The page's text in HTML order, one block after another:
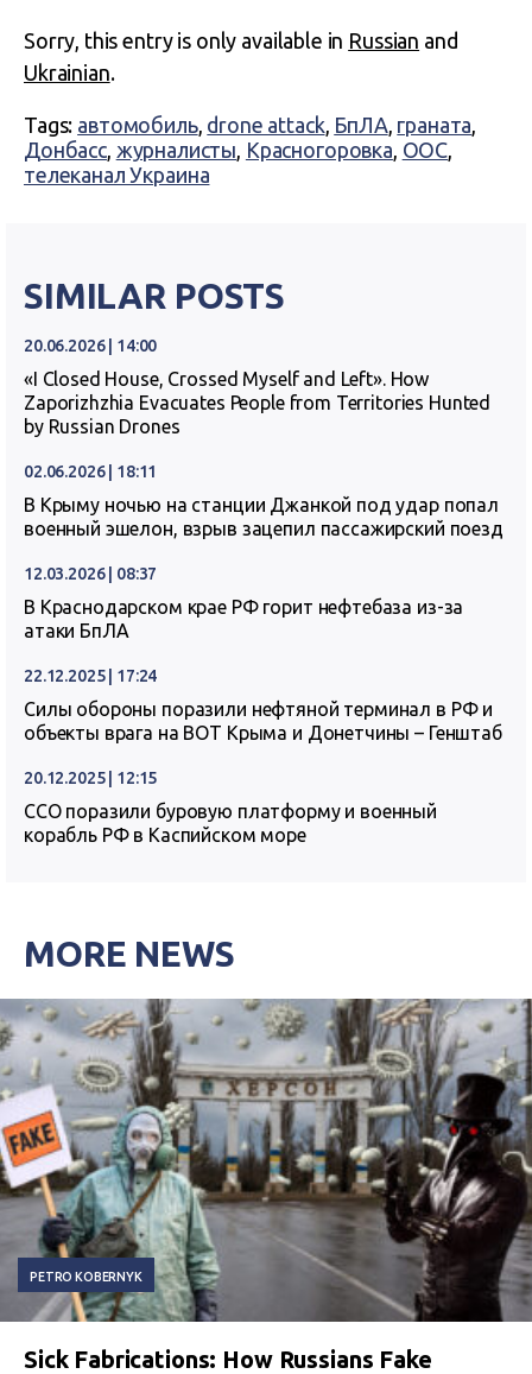
Sorry, this entry is only available in Russian and
Ukrainian.
Tags: автомобиль, drone attack, БпЛА, граната,
Донбасс, журналисты, Красногоровка, ООС,
телеканал Украина
SIMILAR POSTS
20.06.2026 | 14:00
«I Closed House, Crossed Myself and Left». How
Zaporizhzhia Evacuates People from Territories Hunted
by Russian Drones
02.06.2026 | 18:11
В Крыму ночью на станции Джанкой под удар попал
военный эшелон, взрыв зацепил пассажирский поезд
12.03.2026 | 08:37
В Краснодарском крае РФ горит нефтебаза из-за
атаки БпЛА
22.12.2025 | 17:24
Силы обороны поразили нефтяной терминал в РФ и
объекты врага на ВОТ Крыма и Донетчины – Генштаб
20.12.2025 | 12:15
ССО поразили буровую платформу и военный
корабль РФ в Каспийском море
MORE NEWS
PETRO KOBERNYK
Sick Fabrications: How Russians Fake